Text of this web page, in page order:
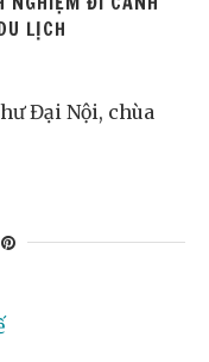
LỊCH
Đại Nội, chùa